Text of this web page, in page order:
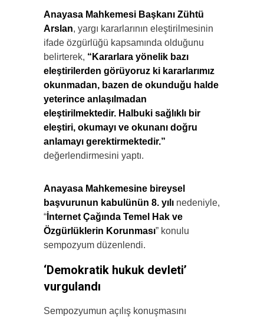
Anayasa Mahkemesi Başkanı Zühtü
Arslan, yargı kararlarının eleştirilmesinin
ifade özgürlüğü kapsamında olduğunu
belirterek, “Kararlara yönelik bazı
eleştirilerden görüyoruz ki kararlarımız
okunmadan, bazen de okunduğu halde
yeterince anlaşılmadan
eleştirilmektedir. Halbuki sağlıklı bir
eleştiri, okumayı ve okunanı doğru
anlamayı gerektirmektedir.”
değerlendirmesini yaptı.
Anayasa Mahkemesine bireysel
başvurunun kabulünün 8. yılı nedeniyle,
“ İnternet Çağında Temel Hak ve
Özgürlüklerin Korunması” konulu
sempozyum düzenlendi.
‘Demokratik hukuk devleti’
vurgulandı
Sempozyumun açılış konuşmasını